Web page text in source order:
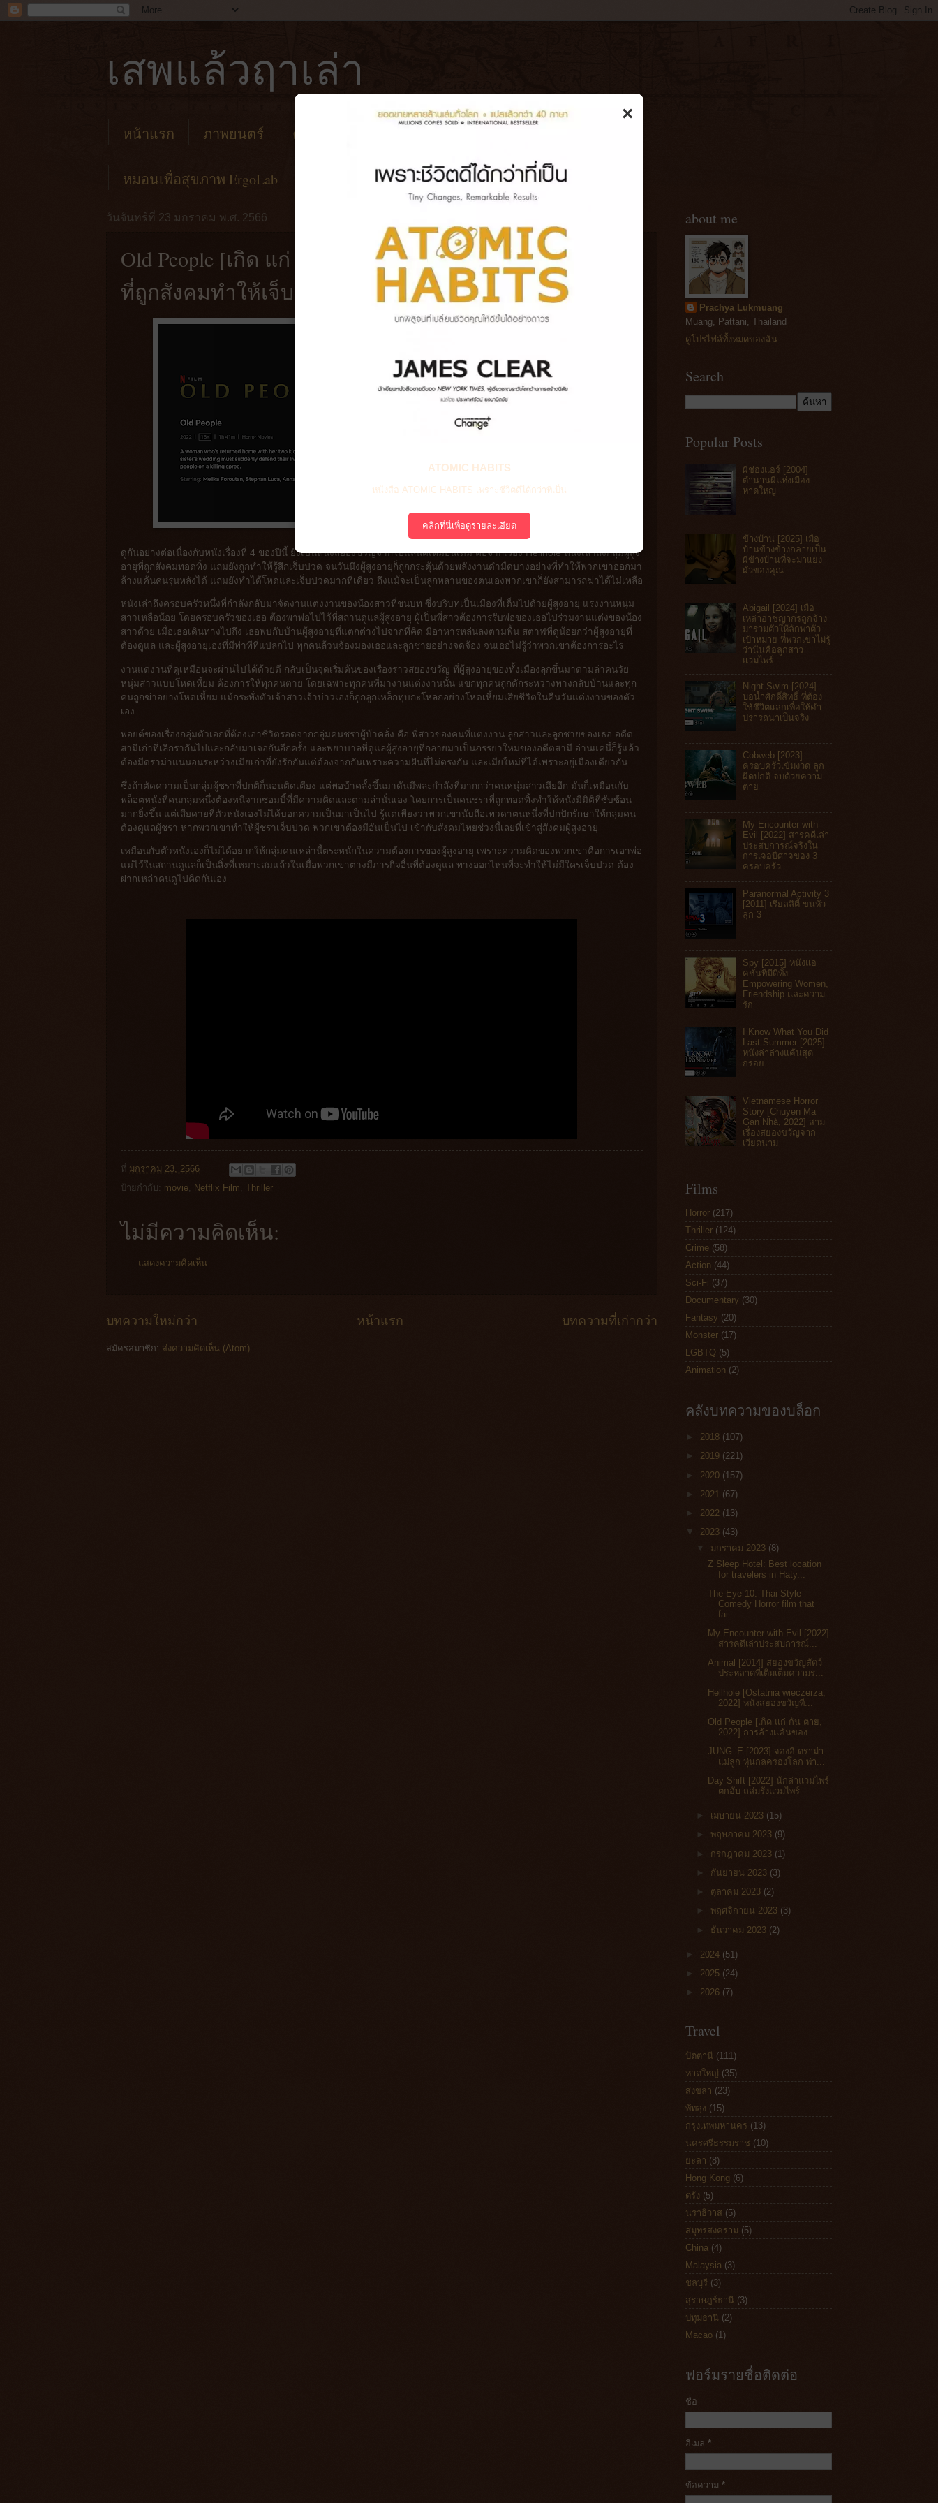
เสพแล้วฤาเล่า
หน้าแรก ภาพยนตร์ คาเฟ่
หมอนเพื่อสุขภาพ ErgoLab
วันจันทร์ที่ 23 มกราคม พ.ศ. 2566
Old People [เกิด แก่ กัน ตาย, 2022] การล้างแค้นของคนแก่
ที่ถูกสังคมทำให้เจ็บปวด
ดูกันอย่างต่อเนื่องกับหนังเรื่องที่ 4 ของปีนี้ ยังเป็นหนังสยองขวัญจากโปแลนด์เหมือนเดิม ต่อจากเรื่อง Hellhole หนังเล่าถึงกลุ่มผู้สูง
อายุที่ถูกสังคมทอดทิ้ง แถมยังถูกทำให้รู้สึกเจ็บปวด จนวันนึงผู้สูงอายุก็ถูกกระตุ้นด้วยพลังงานดำมืดบางอย่างที่ทำให้พวกเขาออกมา
ล้างแค้นคนรุ่นหลังได้ แถมยังทำได้โหดและเจ็บปวดมากทีเดียว ถึงแม้จะเป็นลูกหลานของตนเองพวกเขาก็ยังสามารถฆ่าได้ไม่เหลือ
หนังเล่าถึงครอบครัวหนึ่งที่กำลังกลับมาจัดงานแต่งงานของน้องสาวที่ชนบท ซึ่งบริบทเป็นเมืองที่เต็มไปด้วยผู้สูงอายุ แรงงานหนุ่ม
สาวเหลือน้อย โดยครอบครัวของเธอ ต้องพาพ่อไปไว้ที่สถานดูแลผู้สูงอายุ ผู้เป็นพี่สาวต้องการรับพ่อของเธอไปร่วมงานแต่งของน้อง
สาวด้วย เมื่อเธอเดินทางไปถึง เธอพบกับบ้านผู้สูงอายุที่แตกต่างไปจากที่คิด มีอาหารหล่นลงตามพื้น สตาฟที่ดูน้อยกว่าผู้สูงอายุที่
ต้องดูแล และผู้สูงอายุเองที่มีท่าทีที่แปลกไป ทุกคนล้วนจ้องมองเธอและลูกชายอย่างจดจ้อง จนเธอไม่รู้ว่าพวกเขาต้องการอะไร
งานแต่งานที่ดูเหมือนจะผ่านไปได้ด้วยดี กลับเป็นจุดเริ่มต้นของเรื่องราวสยองขวัญ ที่ผู้สูงอายุของทั้งเมืองลุกขึ้นมาตามล่าคนวัย
หนุ่มสาวแบบโหดเหี้ยม ต้องการให้ทุกคนตาย โดยเฉพาะทุกคนที่มางานแต่งงานนั้น แขกทุกคนถูกดักระหว่างทางกลับบ้านและทุก
คนถูกฆ่าอย่างโหดเหี้ยม แม้กระทั่งตัวเจ้าสาวเจ้าบ่าวเองก็ถูกลูกเหล็กทุบกะโหลกอย่างโหดเหี้ยมเสียชีวิตในคืนวันแต่งงานของตัว
เอง
พอยต์ของเรื่องกลุ่มตัวเอกที่ต้องเอาชีวิตรอดจากกลุ่มคนชราผู้บ้าคลั่ง คือ พี่สาวของคนที่แต่งงาน ลูกสาวและลูกชายของเธอ อดีต
สามีเก่าที่เลิกรากันไปและกลับมาเจอกันอีกครั้ง และพยาบาลที่ดูแลผู้สูงอายุที่กลายมาเป็นภรรยาใหม่ของอดีตสามี อ่านแค่นี้ก็รู้แล้ว
ต้องมีดราม่าแน่นอนระหว่างเมียเก่าที่ยังรักกันแต่ต้องจากกันเพราะความฝันที่ไม่ตรงกัน และเมียใหม่ที่ได้เพราะอยู่เมืองเดียวกัน
ซึ่งถ้าตัดความเป็นกลุ่มผู้ชราที่ปกติก็นอนติดเตียง แต่พอบ้าคลั้งขึ้นมาดันมีพละกำลังที่มากกว่าคนหนุ่มสาวเสียอีก มันก็เหมือนกับ
พล็อตหนังที่คนกลุ่มหนึ่งต้องหนีจากซอมบี้ที่มีความคิดและตามล่านั่นเอง โดยการเป็นคนชราที่ถูกทอดทิ้งทำให้หนังมีมิติที่ซับซ้อน
มากยิ่งขึ้น แต่เสียดายที่ตัวหนังเองไม่ได้บอกความเป็นมาเป็นไป รู้แต่เพียงว่าพวกเขานับถือเทวดาตนหนึ่งที่ปกปักรักษาให้กลุ่มคน
ต้องดูแลผู้ชรา หากพวกเขาทำให้ผู้ชราเจ็บปวด พวกเขาต้องมีอันเป็นไป เข้ากับสังคมไทยช่วงนี้เลยที่เข้าสู่สังคมผู้สูงอายุ
เหมือนกับตัวหนังเองก็ไม่ได้อยากให้กลุ่มคนเหล่านี้ตระหนักในความต้องการของผู้สูงอายุ เพราะความคิดของพวกเขาคือการเอาพ่อ
แม่ไว้ในสถานดูแลก็เป็นสิ่งที่เหมาะสมแล้วในเมื่อพวกเขาต่างมีภารกิจอื่นที่ต้องดูแล ทางออกไหนที่จะทำให้ไม่มีใครเจ็บปวด ต้อง
ฝากเหล่าคนดูไปคิดกันเอง
ที่ มกราคม 23, 2566
ป้ายกำกับ: movie Netflix Film Thriller
ไม่มีความคิดเห็น:
แสดงความคิดเห็น
บทความใหม่กว่า บทความที่เก่ากว่า
หน้าแรก
สมัครสมาชิก: ส่งความคิดเห็น (Atom)
about me
Prachya Lukmuang
Muang, Pattani, Thailand
ดูโปรไฟล์ทั้งหมดของฉัน
Search
Popular Posts
ผีช่องแอร์ [2004]
ตำนานผีแห่งเมือง
หาดใหญ่
ข้างบ้าน [2025] เมื่อ
บ้านข้างข้างกลายเป็น
ผีข้างบ้านที่จะมาแย่ง
ผัวของคุณ
Abigail [2024] เมื่อ
เหล่าอาชญากรถูกจ้าง
มารวมตัวให้ลักพาตัว
เป้าหมาย ที่พวกเขาไม่รู้
ว่านั่นคือลูกสาว
แวมไพร์
Night Swim [2024]
บ่อน้ำศักดิ์สิทธิ์ ที่ต้อง
ใช้ชีวิตแลกเพื่อให้คำ
ปรารถนาเป็นจริง
Cobweb [2023]
ครอบครัวเข้มงวด ลูก
ผิดปกติ จบด้วยความ
ตาย
My Encounter with
Evil [2022] สารคดีเล่า
ประสบการณ์จริงใน
การเจอปีศาจของ 3
ครอบครัว
Paranormal Activity 3
[2011] เรียลลิตี้ ขนหัว
ลุก 3
Spy [2015] หนังแอ
คชันที่มีดีทั้ง
Empowering Women,
Friendship และความ
รัก
I Know What You Did
Last Summer [2025]
หนังล่าล่างแค้นสุด
กร่อย
Vietnamese Horror
Story [Chuyen Ma
Gan Nhà, 2022] สาม
เรื่องสยองขวัญจาก
เวียดนาม
Films
Horror (217)
Thriller (124)
Crime (58)
Action (44)
Sci-Fi (37)
Documentary (30)
Fantasy (20)
Monster (17)
LGBTQ (5)
Animation (2)
คลังบทความของบล็อก
► 2018 (107)
► 2019 (221)
► 2020 (157)
► 2021 (67)
► 2022 (13)
▼ 2023 (43)
▼ มกราคม 2023 (8)
Z Sleep Hotel: Best location
for travelers in Haty...
The Eye 10: Thai Style
Comedy Horror film that
fai...
My Encounter with Evil [2022]
สารคดีเล่าประสบการณ์...
Animal [2014] สยองขวัญสัตว์
ประหลาดที่เติมเต็มความร...
Hellhole [Ostatnia wieczerza,
2022] หนังสยองขวัญที...
Old People [เกิด แก่ กัน ตาย,
2022] การล้างแค้นของ...
JUNG_E [2023] จองอี ดราม่า
แม่ลูก หุ่นกลครองโลก พ่า...
Day Shift [2022] นักล่าแวมไพร์
ตกอับ ถล่มรังแวมไพร์
► เมษายน 2023 (15)
►พฤษภาคม 2023 (9)
► กรกฎาคม 2023 (1)
► กันยายน 2023 (3)
► ตุลาคม 2023 (2)
►พฤศจิกายน 2023 (3)
► ธันวาคม 2023 (2)
► 2024 (51)
► 2025 (24)
► 2026 (7)
Travel
ปัตตานี (111)
หาดใหญ่ (35)
สงขลา (23)
พัทลุง (15)
กรุงเทพมหานคร (13)
นครศรีธรรมราช (10)
ยะลา (8)
Hong Kong (6)
ตรัง (5)
นราธิวาส (5)
สมุทรสงคราม (5)
China (4)
Malaysia (3)
ชลบุรี (3)
สุราษฎร์ธานี (3)
ปทุมธานี (2)
Macao (1)
ฟอร์มรายชื่อติดต่อ
ชื่อ
อีเมล *
ข้อความ *
×
ATOMIC HABITS
หนังสือ ATOMIC HABITS เพราะชีวิตดีได้กว่าที่เป็น
คลิกที่นี่เพื่อดูรายละเอียด